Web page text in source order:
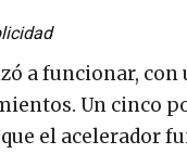
a funcionar,
Un cinco
el acelerador